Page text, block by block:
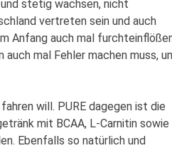
stetig wachsen, nicht
vertreten sein und auch
Anfang auch mal
mal Fehler machen muss,
will. PURE dagegen ist die
mit BCAA, L-Carnitin sowie
Ebenfalls so natürlich und